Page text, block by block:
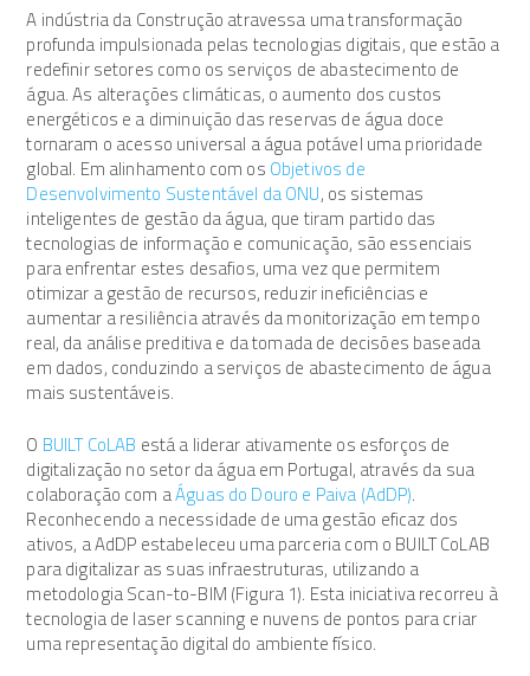
A indústria da Construção atravessa uma transformação
profunda impulsionada pelas tecnologias digitais, que estão a
redefinir setores como os serviços de abastecimento de
água. As alterações climáticas, o aumento dos custos
energéticos e a diminuição das reservas de água doce
tornaram o acesso universal a água potável uma prioridade
global. Em alinhamento com osObjetivos de
Desenvolvimento Sustentável da ONU, os sistemas
inteligentes de gestão da água, que tiram partido das
tecnologias de informação e comunicação, são essenciais
para enfrentar estes desafios, uma vez que permitem
otimizar a gestão de recursos, reduzir ineficiências e
aumentar a resiliência através da monitorização em tempo
real, da análise preditiva e da tomada de decisões baseada
em dados, conduzindo a serviços de abastecimento de água
mais sustentáveis.
O BUILT CoLAB está a liderar ativamente os esforços de
digitalização no setor da água em Portugal, através da sua
colaboração com aÁguas do Douro e Paiva (AdDP).
Reconhecendo a necessidade de uma gestão eficaz dos
ativos, a AdDP estabeleceu uma parceria com o BUILT CoLAB
para digitalizar as suas infraestruturas, utilizando a
metodologia Scan-to-BIM (Figura 1). Esta iniciativa recorreu à
tecnologia de laser scanning e nuvens de pontos para criar
uma representação digital do ambiente físico.